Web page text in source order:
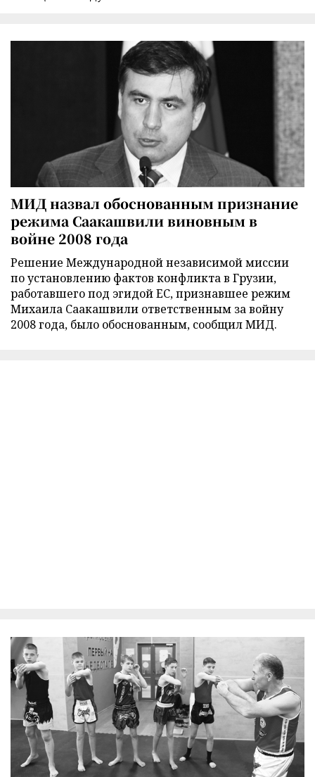
МИД назвал обоснованным признание
режима Саакашвили виновным в
войне 2008 года
Решение Международной независимой миссии
по установлению фактов конфликта в Грузии,
работавшего под эгидой ЕС, признавшее режим
Михаила Саакашвили ответственным за войну
2008 года, было обоснованным, сообщил МИД.